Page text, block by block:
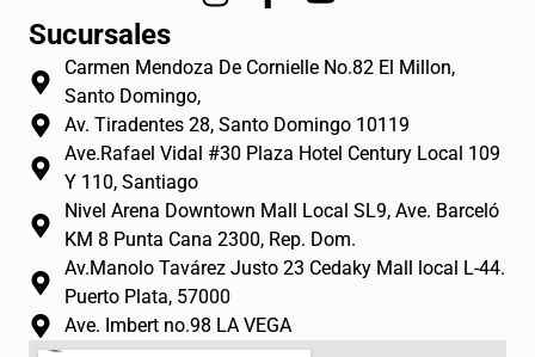
s
t
a
g
r
a
m
e
b
o
o
k
-
f
u
t
u
b
e
Sucursales
Carmen Mendoza De Cornielle No.82 El Millon,
Santo Domingo,
Av. Tiradentes 28, Santo Domingo 10119
Ave.Rafael Vidal #30 Plaza Hotel Century Local 109
Y 110, Santiago
Nivel Arena Downtown Mall Local SL9, Ave. Barceló
KM 8 Punta Cana 2300, Rep. Dom.
Av.Manolo Tavárez Justo 23 Cedaky Mall local L-44.
Puerto Plata, 57000
Ave. Imbert no.98 LA VEGA